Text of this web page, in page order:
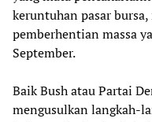
keruntuhan pasar
pemberhentian massa
September.
Baik Bush atau Partai
mengusulkan langkah-